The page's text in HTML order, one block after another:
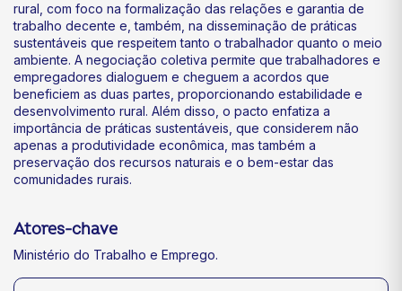
rural, com foco na formalização das relações e garantia de
trabalho decente e, também, na disseminação de práticas
sustentáveis que respeitem tanto o trabalhador quanto o meio
ambiente. A negociação coletiva permite que trabalhadores e
empregadores dialoguem e cheguem a acordos que
beneficiem as duas partes, proporcionando estabilidade e
desenvolvimento rural. Além disso, o pacto enfatiza a
importância de práticas sustentáveis, que considerem não
apenas a produtividade econômica, mas também a
preservação dos recursos naturais e o bem-estar das
comunidades rurais.
Atores-chave
Ministério do Trabalho e Emprego.